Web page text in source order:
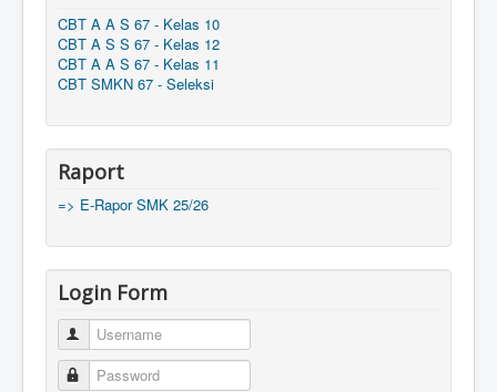
CBT A A S 67 - Kelas 10
CBT A S S 67 - Kelas 12
CBT A A S 67 - Kelas 11
CBT SMKN 67 - Seleksi
Raport
=> E-Rapor SMK 25/26
Login Form
Username
Password